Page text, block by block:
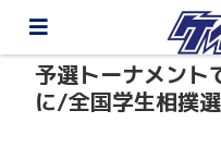
予選トーナメント
に/全国学生相撲